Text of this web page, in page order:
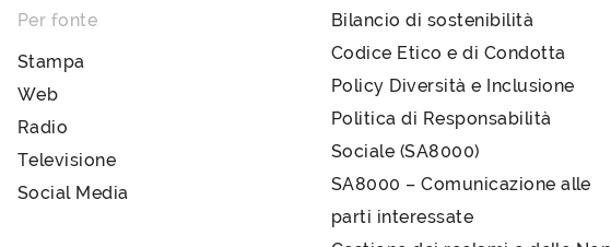
Per fonte
Stampa
Web
Radio
Televisione
Social Media
Bilancio di sostenibilità
Codice Etico e di Condotta
Policy Diversità e Inclusione
Politica di Responsabilità
Sociale (SA8000)
SA8000 – Comunicazione alle
parti interessate